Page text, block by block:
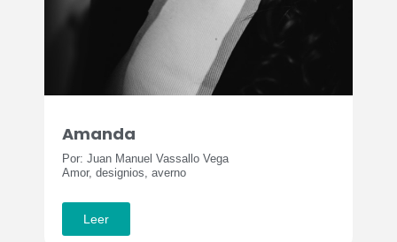
Amanda
Por: Juan Manuel Vassallo Vega
Amor, designios, averno
Leer